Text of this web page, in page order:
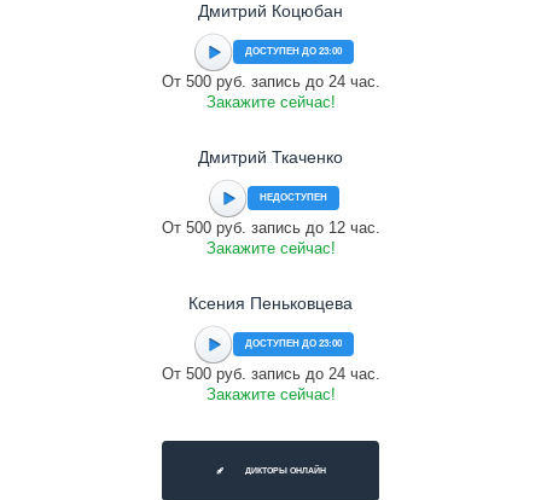
Дмитрий Коцюбан
ДОСТУПЕН ДО 23:00
От 500 руб. запись до 24 час.
Закажите сейчас!
Дмитрий Ткаченко
НЕДОСТУПЕН
От 500 руб. запись до 12 час.
Закажите сейчас!
Ксения Пеньковцева
ДОСТУПЕН ДО 23:00
От 500 руб. запись до 24 час.
Закажите сейчас!
ДИКТОРЫ ОНЛАЙН